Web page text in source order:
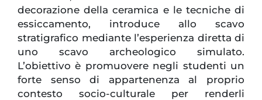
decorazione della ceramica e le tecniche di
essiccamento, introduce allo scavo
stratigrafico mediante l’esperienza diretta di
uno scavo archeologico simulato.
L’obiettivo è promuovere negli studenti un
forte senso di appartenenza al proprio
contesto socio-culturale per renderli